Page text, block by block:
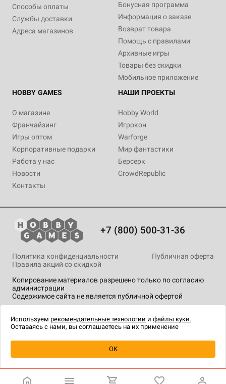
Уведомить о наличии
Способы оплаты
Службы доставки
Адреса магазинов
Бонусная программа
Информация о заказе
Возврат товара
Помощь с правилами
Архивные игры
Товары без скидки
Мобильное приложение
HOBBY GAMES
О магазине
Франчайзинг
Игры оптом
Корпоративные подарки
Работа у нас
Новости
Контакты
НАШИ ПРОЕКТЫ
Hobby World
Игрокон
Warforge
Мир фантастики
Берсерк
CrowdRepublic
+7 (800) 500-31-36
Копирование материалов разрешено только по согласию
администрации
Содержимое сайта не является публичной офертой
Политика конфиденциальности
Публичная оферта
Правила акций со скидкой
технологии.
Используем рекомендательные технологии и файлы куки.
Оставаясь с нами, вы соглашаетесь на их применение
OK